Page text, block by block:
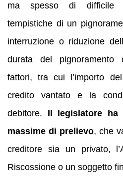
ma spesso di difficile
tempistiche di un
interruzione o riduzione
durata del pignoramento
fattori, tra cui l’importo
credito vantato e la
debitore. Il legislatore ha
massime di prelievo, che
creditore sia un privato,
Riscossione o un soggetto